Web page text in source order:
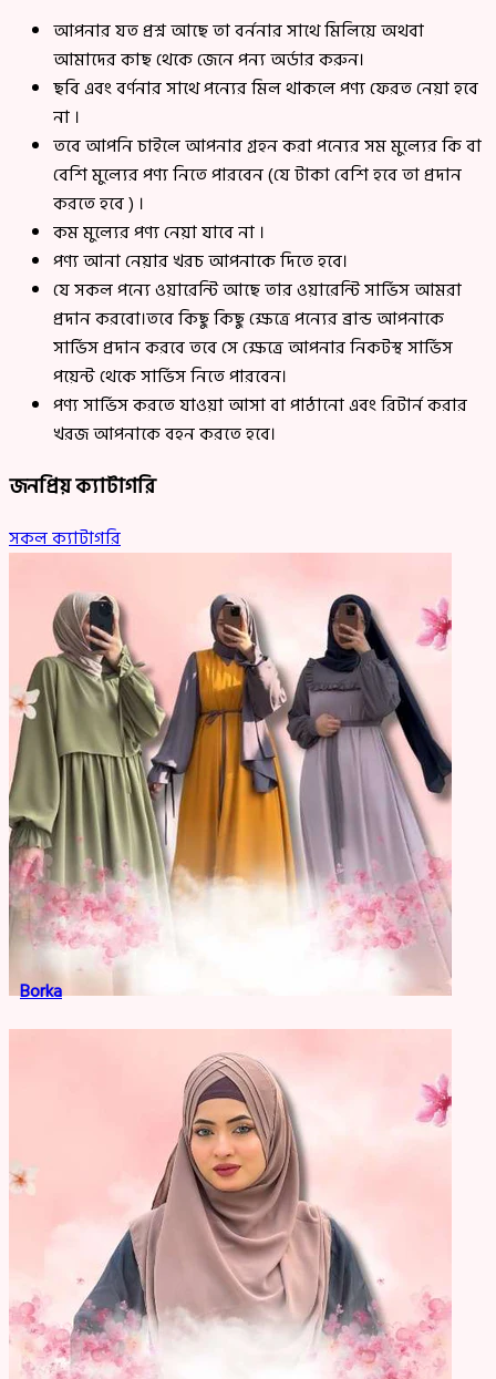
আপনার যত প্রশ্ন আছে তা বর্ননার সাথে মিলিয়ে অথবা
আমাদের কাছ থেকে জেনে পন্য অর্ডার করুন।
ছবি এবং বর্ণনার সাথে পন্যের মিল থাকলে পণ্য ফেরত নেয়া হবে
না ।
তবে আপনি চাইলে আপনার গ্রহন করা পন্যের সম মুল্যের কি বা
বেশি মুল্যের পণ্য নিতে পারবেন (যে টাকা বেশি হবে তা প্রদান
করতে হবে ) ।
কম মুল্যের পণ্য নেয়া যাবে না ।
পণ্য আনা নেয়ার খরচ আপনাকে দিতে হবে।
যে সকল পন্যে ওয়ারেন্টি আছে তার ওয়ারেন্টি সার্ভিস আমরা
প্রদান করবো।তবে কিছু কিছু ক্ষেত্রে পন্যের ব্রান্ড আপনাকে
সার্ভিস প্রদান করবে তবে সে ক্ষেত্রে আপনার নিকটস্থ সার্ভিস
পয়েন্ট থেকে সার্ভিস নিতে পারবেন।
পণ্য সার্ভিস করতে যাওয়া আসা বা পাঠানো এবং রিটার্ন করার
খরজ আপনাকে বহন করতে হবে।
জনপ্রিয় ক্যাটাগরি
সকল ক্যাটাগরি
Borka